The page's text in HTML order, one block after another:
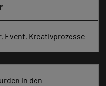
Event, Kreativprozesse
in den